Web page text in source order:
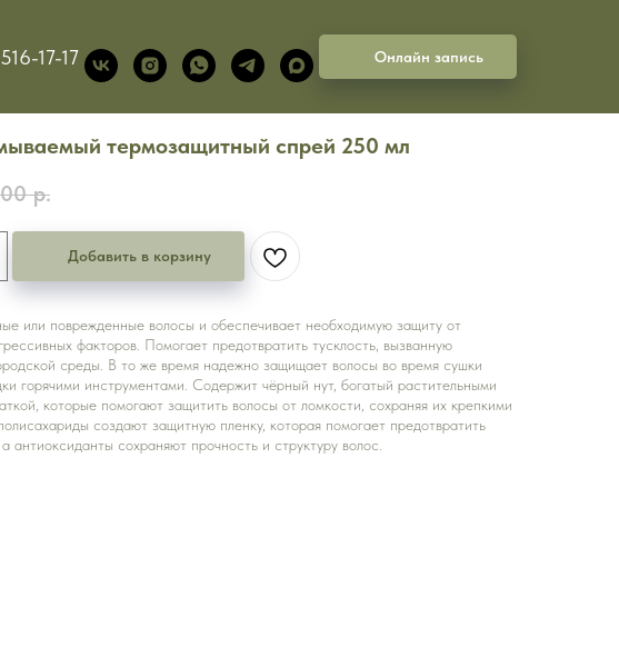
17-17 Онлайн запись
термозащитный спрей 250 мл
р.
Добавить в корзину
или поврежденные волосы и обеспечивает необходимую защиту от
факторов. Помогает предотвратить тусклость, вызванную
среды. В то же время надежно защищает волосы во время сушки
горячими инструментами. Содержит чёрный нут, богатый растительными
которые помогают защитить волосы от ломкости, сохраняя их крепкими
создают защитную пленку, которая помогает предотвратить
антиоксиданты сохраняют прочность и структуру волос.